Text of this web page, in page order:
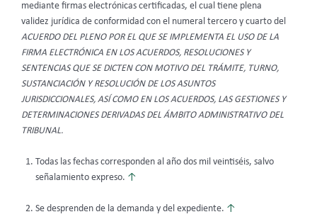
mediante firmas electrónicas certificadas, el cual tiene plena
validez jurídica de conformidad con el numeral tercero y cuarto del
ACUERDO DEL PLENO POR EL QUE SE IMPLEMENTA EL USO DE LA
FIRMA ELECTRÓNICA EN LOS ACUERDOS, RESOLUCIONES Y
SENTENCIAS QUE SE DICTEN CON MOTIVO DEL TRÁMITE, TURNO,
SUSTANCIACIÓN Y RESOLUCIÓN DE LOS ASUNTOS
JURISDICCIONALES, ASÍ COMO EN LOS ACUERDOS, LAS GESTIONES Y
DETERMINACIONES DERIVADAS DEL ÁMBITO ADMINISTRATIVO DEL
TRIBUNAL.
Todas las fechas corresponden al año dos mil veintiséis, salvo
señalamiento expreso. ↑
Se desprenden de la demanda y del expediente. ↑